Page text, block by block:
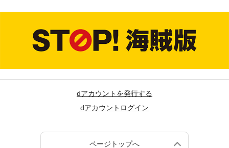
dアカウントを発行する
dアカウントログイン
ページトップへ